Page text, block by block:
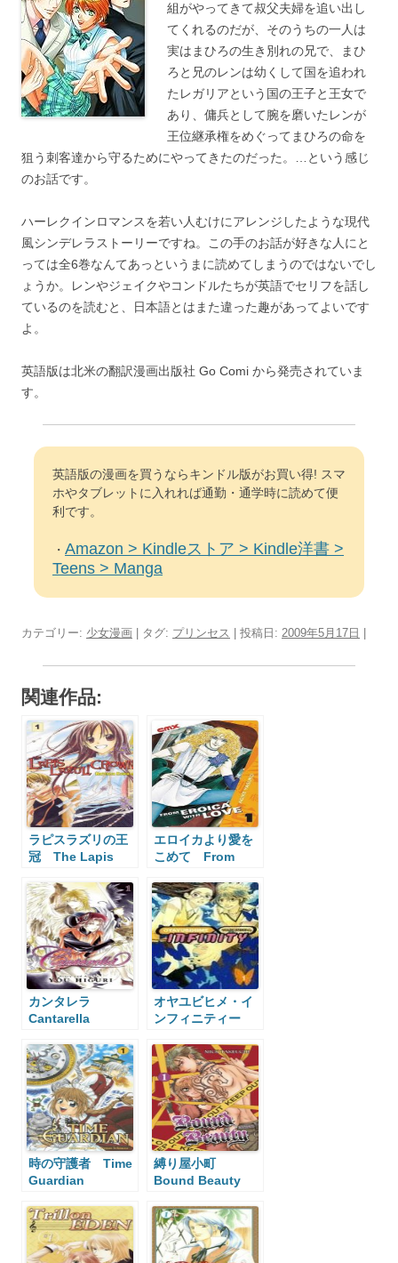
組がやってきて叔父夫婦を追い出し
てくれるのだが、そのうちの一人は
実はまひろの生き別れの兄で、まひ
ろと兄のレンは幼くして国を追われ
たレガリアという国の王子と王女で
あり、傭兵として腕を磨いたレンが
王位継承権をめぐってまひろの命を
狙う刺客達から守るためにやってきたのだった。…という感じ
のお話です。
ハーレクインロマンスを若い人むけにアレンジしたような現代
風シンデレラストーリーですね。この手のお話が好きな人にと
っては全6巻なんてあっというまに読めてしまうのではないでし
ょうか。レンやジェイクやコンドルたちが英語でセリフを話し
ているのを読むと、日本語とはまた違った趣があってよいです
よ。
英語版は北米の翻訳漫画出版社 Go Comi から発売されていま
す。
英語版の漫画を買うならキンドル版がお買い得! スマ
ホやタブレットに入れれば通勤・通学時に読めて便
利です。
・ Amazon > Kindleストア > Kindle洋書 >
Teens > Manga
カテゴリー: 少女漫画 | タグ: プリンセス | 投稿日: 2009年5月17日
関連作品:
ラピスラズリの王
冠 The Lapis
エロイカより愛を
こめて From
カンタレラ
Cantarella
オヤユビヒメ・イ
ンフィニティー
Infinity
時の守護者 Time
Guardian
縛り屋小町
Bound Beauty